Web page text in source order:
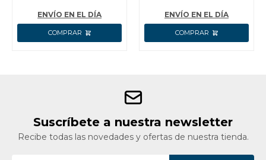
ENVÍO EN EL DÍA ENVÍO EN EL DÍA
Suscríbete a nuestra newsletter
Recibe todas las novedades y ofertas de nuestra tienda.